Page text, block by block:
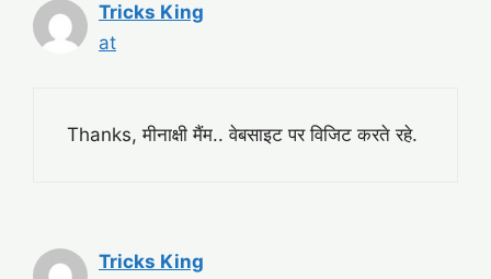
Tricks King
at
Thanks, मीनाक्षी मैंम.. वेबसाइट पर विजिट करते रहे.
Tricks King